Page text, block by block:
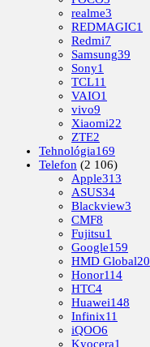
realme3
REDMAGIC1
Redmi7
Samsung39
Sony1
TCL11
VAIO1
vivo9
Xiaomi22
ZTE2
Tehnológia169
Telefon (2 106)
Apple313
ASUS34
Blackview3
CMF8
Fujitsu1
Google159
HMD Global20
Honor114
HTC4
Huawei148
Infinix11
iQOO6
Kyocera1